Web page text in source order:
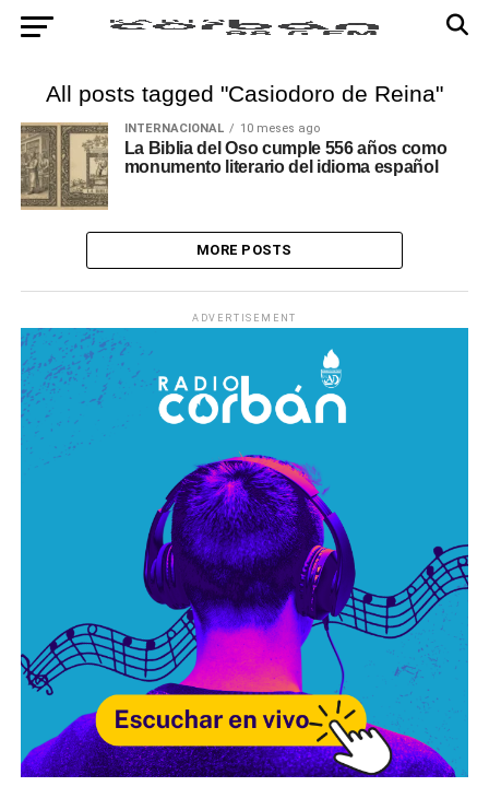
All posts tagged "Casiodoro de Reina"
INTERNACIONAL 10 meses ago
La Biblia del Oso cumple 556 años como
monumento literario del idioma español
MORE POSTS
ADVERTISEMENT